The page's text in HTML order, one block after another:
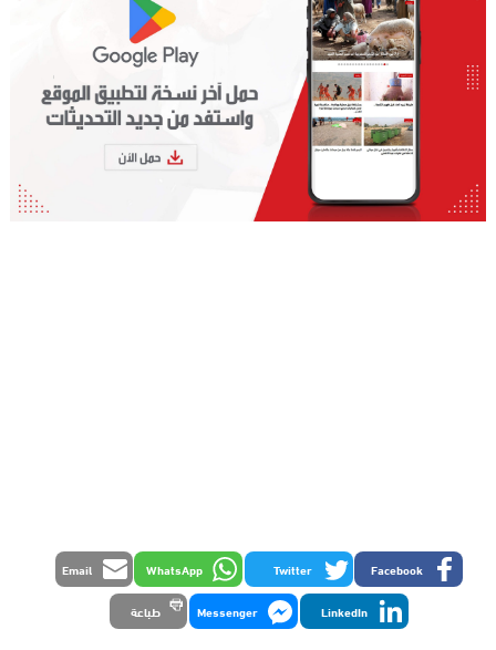
Facebook
Twitter
WhatsApp
Email
LinkedIn
Messenger طباعة